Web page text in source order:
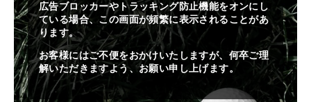
広告ブロッカーやトラッキング防止機能をオンにし
ている場合、この画面が頻繁に表示されることがあ
ります。
お客様にはご不便をおかけいたしますが、何卒ご理
解いただきますよう、お願い申し上げます。